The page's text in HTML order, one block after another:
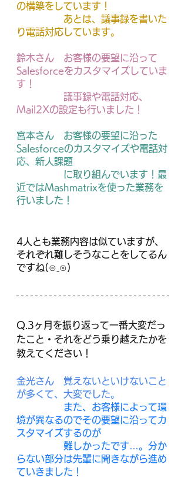
の構築をしています！
あとは、議事録を書いた
り電話対応しています。
鈴木さん　お客様の要望に沿って
Salesforceをカスタマイズしていま
す！
議事録や電話対応、
Mail2Xの設定も行いました！
宮本さん　お客様の要望に沿った
Salesforceのカスタマイズや電話対
応、新人課題
に取り組んでいます！最
近ではMashmatrixを使った業務を
行いました！
4人とも業務内容は似ていますが、
それぞれ難しそうなことをしてるん
ですね(⊙ˍ⊙)
Q.3ヶ月を振り返って一番大変だっ
たこと・それをどう乗り越えたかを
教えてください！
金光さん　覚えないといけないこと
また、お客様によって環
境が異なるのでその要望に沿ってカ
スタマイズするのが
難しかったです…。 分か
らない部分は先輩に聞きながら進め
ていきました！